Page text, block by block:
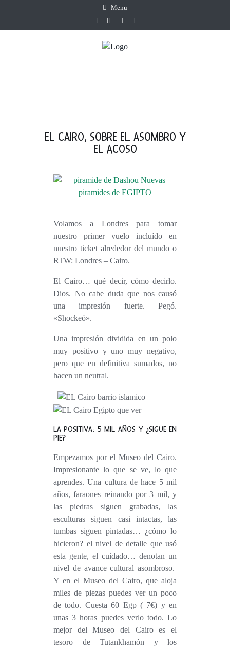
Menu
EL CAIRO, SOBRE EL ASOMBRO Y
EL ACOSO
Volamos a Londres para tomar
nuestro primer vuelo incluído en
nuestro ticket alrededor del mundo o
RTW: Londres – Cairo.
El Cairo… qué decir, cómo decirlo.
Dios. No cabe duda que nos causó
una impresión fuerte. Pegó.
«Shockeó».
Una impresión dividida en un polo
muy positivo y uno muy negativo,
pero que en definitiva sumados, no
hacen un neutral.
LA POSITIVA: 5 MIL AÑOS Y ¿SIGUE EN
PIE?
Empezamos por el Museo del Cairo.
Impresionante lo que se ve, lo que
aprendes. Una cultura de hace 5 mil
años, faraones reinando por 3 mil, y
las piedras siguen grabadas, las
esculturas siguen casi intactas, las
tumbas siguen pintadas… ¿cómo lo
hicieron? el nivel de detalle que usó
esta gente, el cuidado… denotan un
nivel de avance cultural asombroso.
Y en el Museo del Cairo, que aloja
miles de piezas puedes ver un poco
de todo. Cuesta 60 Egp ( 7€) y en
unas 3 horas puedes verlo todo. Lo
mejor del Museo del Cairo es el
tesoro de Tutankhamón y los